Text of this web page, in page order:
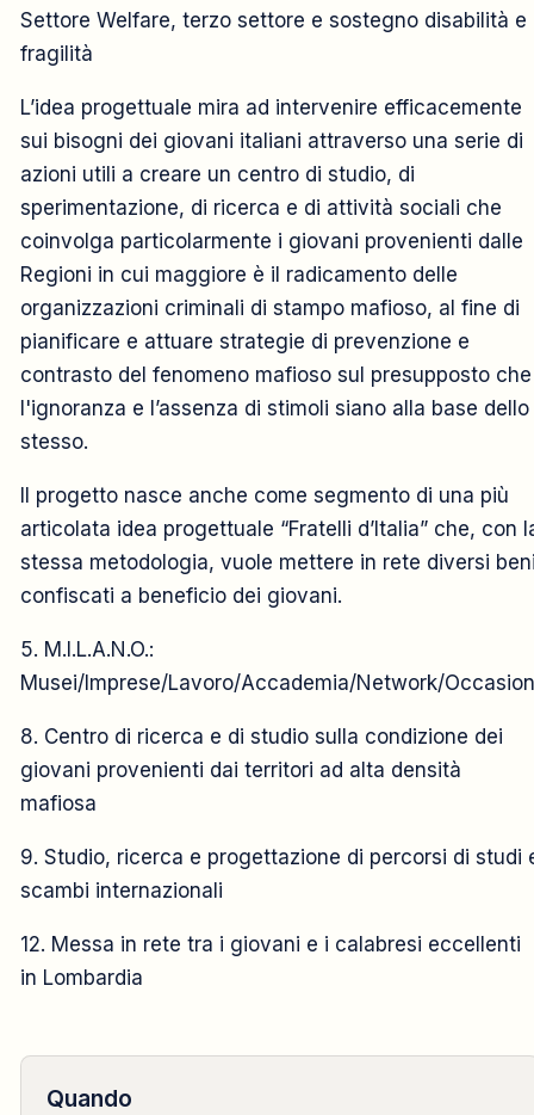
Settore Welfare, terzo settore e sostegno disabilità e
fragilità
L’idea progettuale mira ad intervenire efficacemente
sui bisogni dei giovani italiani attraverso una serie di
azioni utili a creare un centro di studio, di
sperimentazione, di ricerca e di attività sociali che
coinvolga particolarmente i giovani provenienti dalle
Regioni in cui maggiore è il radicamento delle
organizzazioni criminali di stampo mafioso, al fine di
pianificare e attuare strategie di prevenzione e
contrasto del fenomeno mafioso sul presupposto che
l'ignoranza e l’assenza di stimoli siano alla base dello
stesso.
Il progetto nasce anche come segmento di una più
articolata idea progettuale “Fratelli d’Italia” che, con
stessa metodologia, vuole mettere in rete diversi
confiscati a beneficio dei giovani.
5. M.I.L.A.N.O.:
Musei/Imprese/Lavoro/Accademia/Network/
8. Centro di ricerca e di studio sulla condizione dei
giovani provenienti dai territori ad alta densità
mafiosa
9. Studio, ricerca e progettazione di percorsi di studi
scambi internazionali
12. Messa in rete tra i giovani e i calabresi eccellenti
in Lombardia
Quando